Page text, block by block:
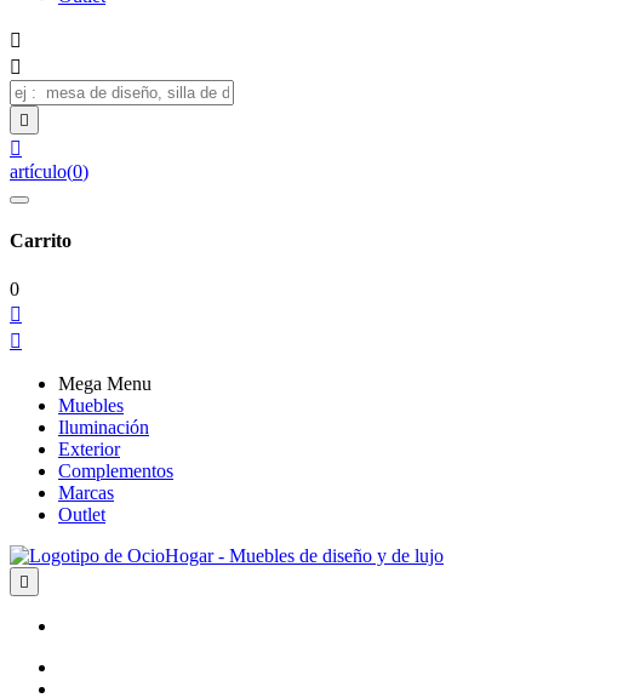




artículo(0)
Carrito
0


Mega Menu
Muebles
Iluminación
Exterior
Complementos
Marcas
Outlet
